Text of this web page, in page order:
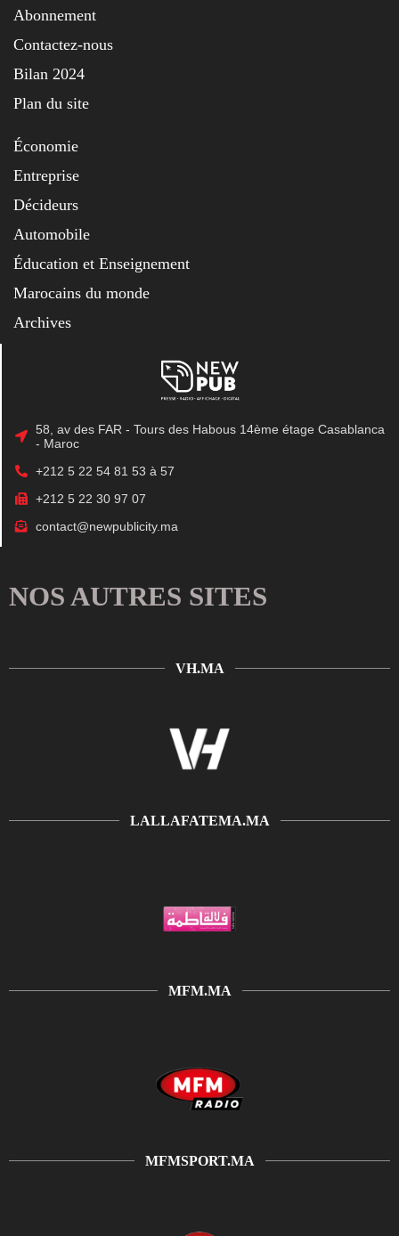
Abonnement
Contactez-nous
Bilan 2024
Plan du site
Économie
Entreprise
Décideurs
Automobile
Éducation et Enseignement
Marocains du monde
Archives
58, av des FAR - Tours des Habous 14ème étage Casablanca
- Maroc
+212 5 22 54 81 53 à 57
+212 5 22 30 97 07
contact@newpublicity.ma
NOS AUTRES SITES
VH.MA
LALLAFATEMA.MA
MFM.MA
MFMSPORT.MA